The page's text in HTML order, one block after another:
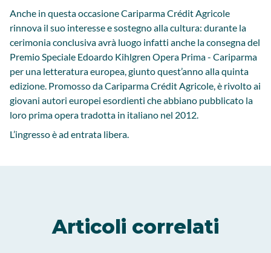
Anche in questa occasione Cariparma Crédit Agricole
rinnova il suo interesse e sostegno alla cultura: durante la
cerimonia conclusiva avrà luogo infatti anche la consegna del
Premio Speciale Edoardo Kihlgren Opera Prima - Cariparma
per una letteratura europea, giunto quest’anno alla quinta
edizione. Promosso da Cariparma Crédit Agricole, è rivolto ai
giovani autori europei esordienti che abbiano pubblicato la
loro prima opera tradotta in italiano nel 2012.
L’ingresso è ad entrata libera.
Articoli correlati